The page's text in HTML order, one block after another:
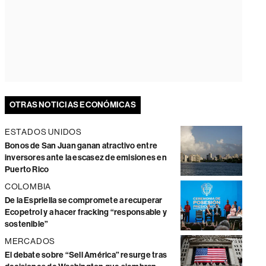
OTRAS NOTICIAS ECONÓMICAS
ESTADOS UNIDOS
Bonos de San Juan ganan atractivo entre
inversores ante la escasez de emisiones en
Puerto Rico
COLOMBIA
De la Espriella se compromete a recuperar
Ecopetrol y a hacer fracking “responsable y
sostenible”
MERCADOS
El debate sobre “Sell América” resurge tras